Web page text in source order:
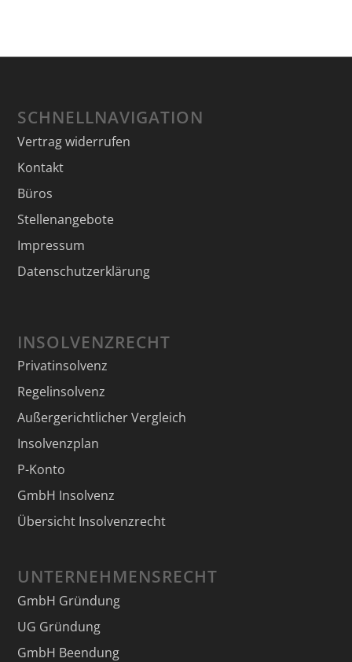
SCHNELLNAVIGATION
Vertrag widerrufen
Kontakt
Büros
Stellenangebote
Impressum
Datenschutzerklärung
INSOLVENZRECHT
Privatinsolvenz
Regelinsolvenz
Außergerichtlicher Vergleich
Insolvenzplan
P-Konto
GmbH Insolvenz
Übersicht Insolvenzrecht
UNTERNEHMENSRECHT
GmbH Gründung
UG Gründung
GmbH Beendung